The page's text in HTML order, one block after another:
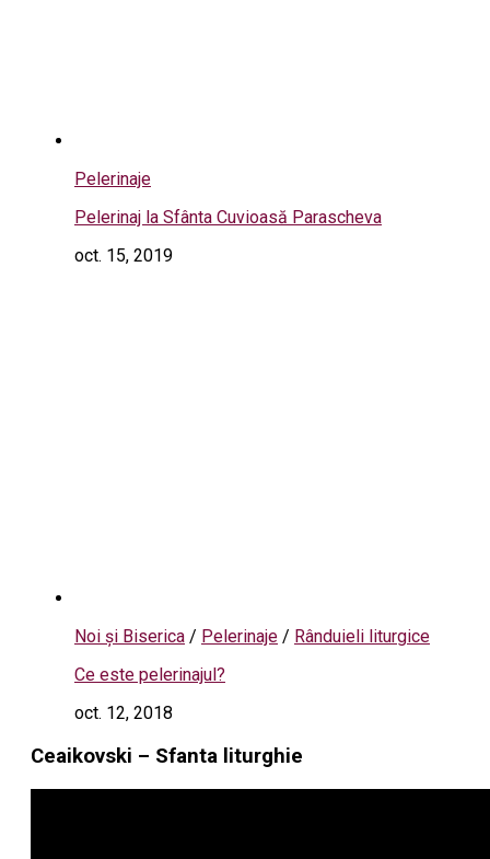
Pelerinaje
Pelerinaj la Sfânta Cuvioasă Parascheva
oct. 15, 2019
Noi și Biserica / Pelerinaje / Rânduieli liturgice
Ce este pelerinajul?
oct. 12, 2018
Ceaikovski – Sfanta liturghie